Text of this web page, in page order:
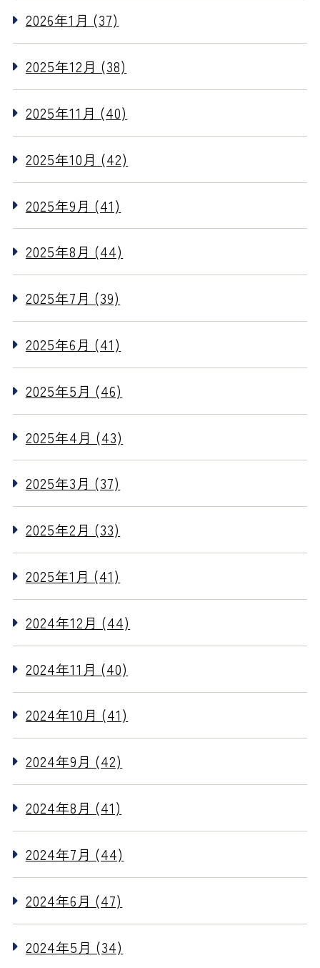
2026年1月 (37)
2025年12月 (38)
2025年11月 (40)
2025年10月 (42)
2025年9月 (41)
2025年8月 (44)
2025年7月 (39)
2025年6月 (41)
2025年5月 (46)
2025年4月 (43)
2025年3月 (37)
2025年2月 (33)
2025年1月 (41)
2024年12月 (44)
2024年11月 (40)
2024年10月 (41)
2024年9月 (42)
2024年8月 (41)
2024年7月 (44)
2024年6月 (47)
2024年5月 (34)